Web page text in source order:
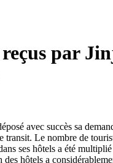
par
avec succès sa
Le nombre de
ses hôtels a été
hôtels a